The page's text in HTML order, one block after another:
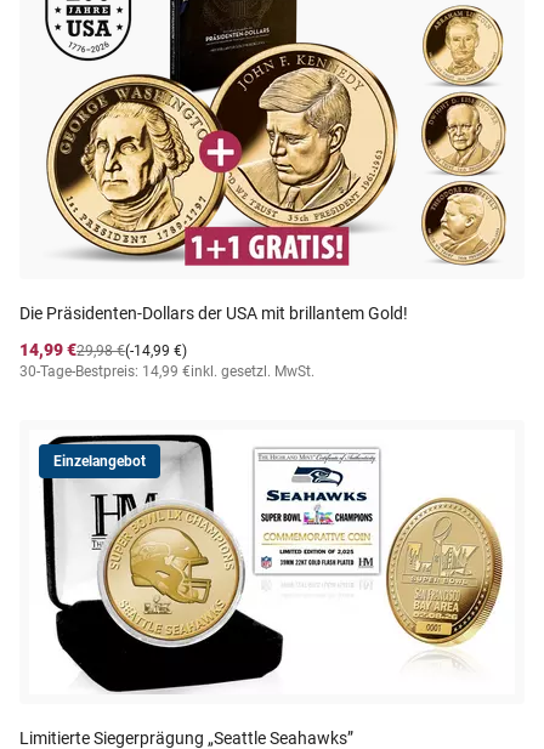
Die Präsidenten-Dollars der USA mit brillantem Gold!
14,99 €
(-14,99 €)
29,98 €
30-Tage-Bestpreis: 14,99 €inkl. gesetzl. MwSt.
Einzelangebot
Limitierte Siegerprägung „Seattle Seahawks”